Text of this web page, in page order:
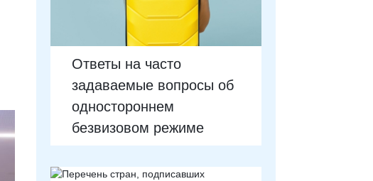
Ответы на часто
задаваемые вопросы об
одностороннем
безвизовом режиме